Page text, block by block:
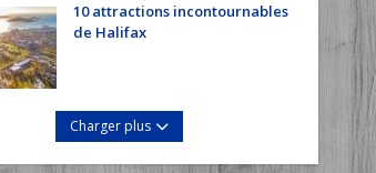
10 attractions incontournables
de Halifax
Charger plus